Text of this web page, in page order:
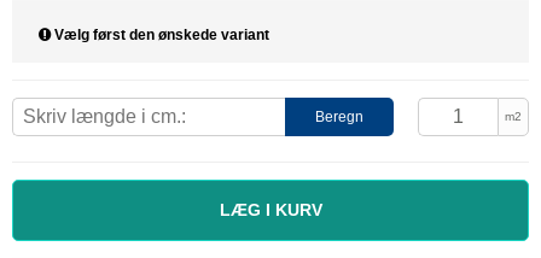
Vælg først den ønskede variant
Beregn m2
LÆG I KURV